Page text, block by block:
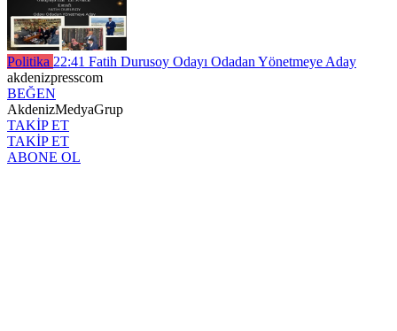
Politika 22:41 Fatih Durusoy Odayı Odadan Yönetmeye Aday
akdenizpresscom
BEĞEN
AkdenizMedyaGrup
TAKİP ET
TAKİP ET
ABONE OL